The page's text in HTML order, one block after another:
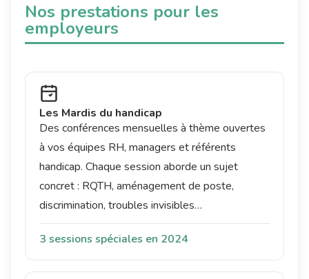
Nos prestations pour les
employeurs
Les Mardis du handicap
Des conférences mensuelles à thème ouvertes
à vos équipes RH, managers et référents
handicap. Chaque session aborde un sujet
concret : RQTH, aménagement de poste,
discrimination, troubles invisibles…
3 sessions spéciales en 2024